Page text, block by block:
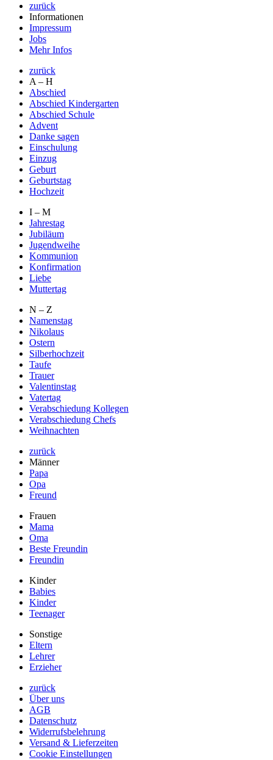
zurück
Informationen
Impressum
Jobs
Mehr Infos
zurück
A – H
Abschied
Abschied Kindergarten
Abschied Schule
Advent
Danke sagen
Einschulung
Einzug
Geburt
Geburtstag
Hochzeit
I – M
Jahrestag
Jubiläum
Jugendweihe
Kommunion
Konfirmation
Liebe
Muttertag
N – Z
Namenstag
Nikolaus
Ostern
Silberhochzeit
Taufe
Trauer
Valentinstag
Vatertag
Verabschiedung Kollegen
Verabschiedung Chefs
Weihnachten
zurück
Männer
Papa
Opa
Freund
Frauen
Mama
Oma
Beste Freundin
Freundin
Kinder
Babies
Kinder
Teenager
Sonstige
Eltern
Lehrer
Erzieher
zurück
Über uns
AGB
Datenschutz
Widerrufsbelehrung
Versand & Lieferzeiten
Cookie Einstellungen